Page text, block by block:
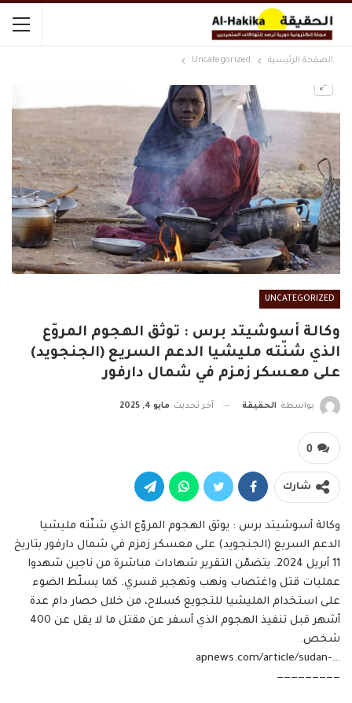
الصفحة الرئيسية Uncategorized
UNCATEGORIZED
وكالة أسوشيتد برس : توثق الهجوم المروّع
الذي شنّته مليشيا الدعم السريع (الجنجويد)
على معسكر زمزم في شمال دارفور
بواسطة الحقيقة آخر تحديث مايو 4, 2025
0
شارك
وكالة أسوشيتد برس : يوثق الهجوم المروّع الذي شنّته مليشيا
الدعم السريع (الجنجويد) على معسكر زمزم في شمال دارفور بتاريخ
11 أبريل 2024. يتضمّن التقرير شهادات مباشرة من ناجين شهدوا
عمليات قتل واغتصاب ونهب وتهجير قسري. كما يسلّط الضوء
على استخدام المليشيا للتجويع كسلاح، من خلال حصار دام عدة
أشهر قبل تنفيذ الهجوم الذي أسفر عن مقتل ما لا يقل عن 400
شخص.
apnews.com/article/sudan-…‎
—————————